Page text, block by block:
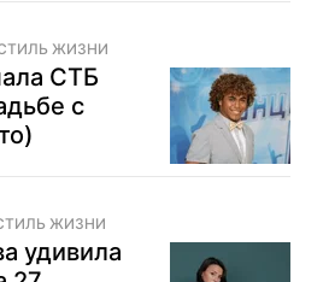
ЖИЗНИ
СТБ
с
ЖИЗНИ
удивила